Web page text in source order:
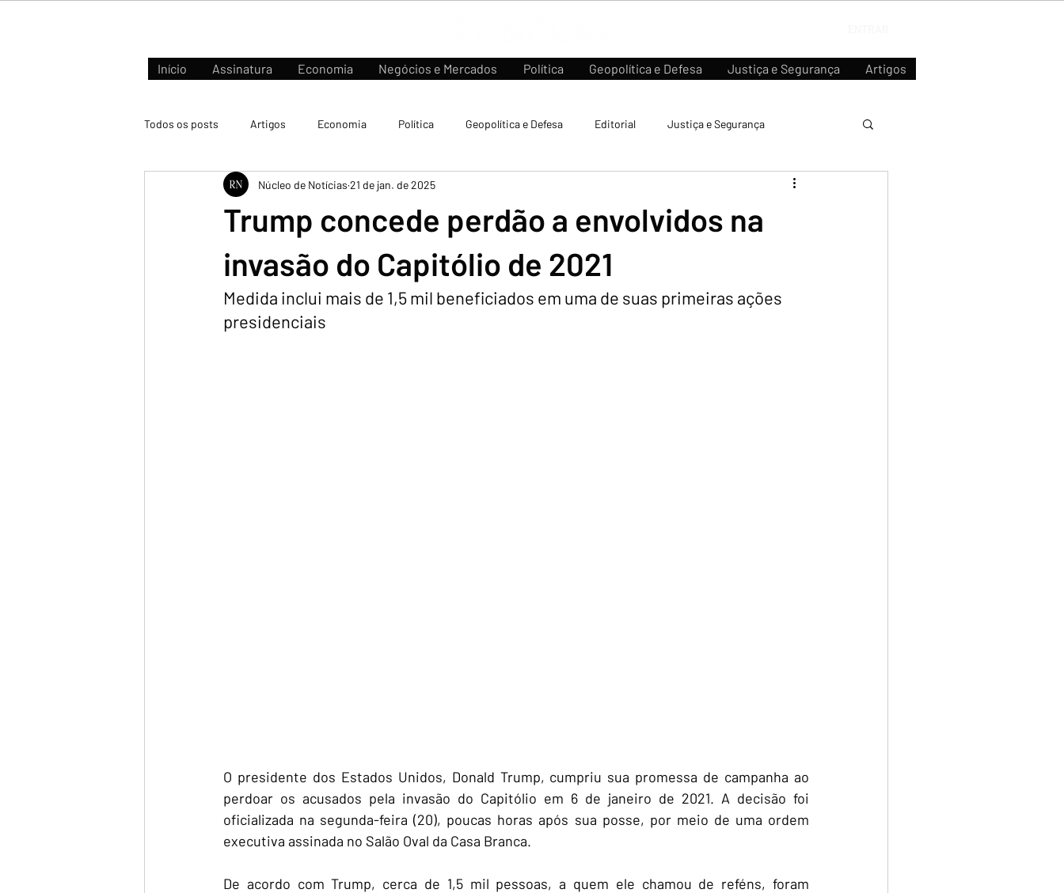
Início Assinatura Economia Negócios e Mercados Política Geopolítica e Defesa Justiça e Segurança Artigos
Todos os posts Artigos Economia Política Geopolítica e Defesa Editorial Justiça e Segurança
Negócios e Mercados
Trump concede perdão a envolvidos na
invasão do Capitólio de 2021
Núcleo de Notícias 21 de jan. de 2025
Medida inclui mais de 1,5 mil beneficiados em uma de suas primeiras ações
presidenciais
O presidente dos Estados Unidos, Donald Trump, cumpriu sua promessa de campanha ao
perdoar os acusados pela invasão do Capitólio em 6 de janeiro de 2021. A decisão foi
oficializada na segunda-feira (20), poucas horas após sua posse, por meio de uma ordem
executiva assinada no Salão Oval da Casa Branca.
De acordo com Trump, cerca de 1,5 mil pessoas, a quem ele chamou de reféns, foram